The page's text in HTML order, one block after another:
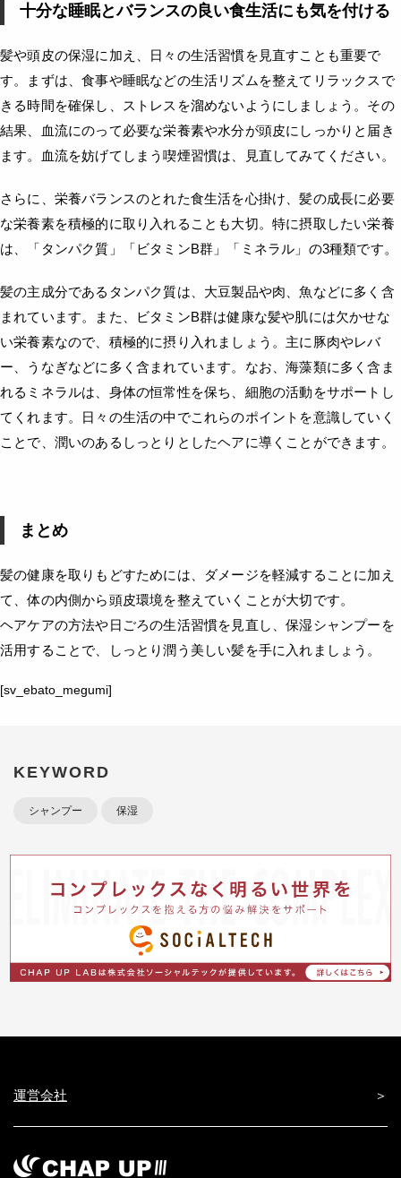
十分な睡眠とバランスの良い食生活にも気を付ける
髪や頭皮の保湿に加え、日々の生活習慣を見直すことも重要で
す。まずは、食事や睡眠などの生活リズムを整えてリラックスで
きる時間を確保し、ストレスを溜めないようにしましょう。その
結果、血流にのって必要な栄養素や水分が頭皮にしっかりと届き
ます。血流を妨げてしまう喫煙習慣は、見直してみてください。
さらに、栄養バランスのとれた食生活を心掛け、髪の成長に必要
な栄養素を積極的に取り入れることも大切。特に摂取したい栄養
は、「タンパク質」「ビタミンB群」「ミネラル」の3種類です。
髪の主成分であるタンパク質は、大豆製品や肉、魚などに多く含
まれています。また、ビタミンB群は健康な髪や肌には欠かせな
い栄養素なので、積極的に摂り入れましょう。主に豚肉やレバ
ー、うなぎなどに多く含まれています。なお、海藻類に多く含ま
れるミネラルは、身体の恒常性を保ち、細胞の活動をサポートし
てくれます。日々の生活の中でこれらのポイントを意識していく
ことで、潤いのあるしっとりとしたヘアに導くことができます。
まとめ
髪の健康を取りもどすためには、ダメージを軽減することに加え
て、体の内側から頭皮環境を整えていくことが大切です。
ヘアケアの方法や日ごろの生活習慣を見直し、保湿シャンプーを
活用することで、しっとり潤う美しい髪を手に入れましょう。
[sv_ebato_megumi]
KEYWORD
シャンプー 保湿
運営会社